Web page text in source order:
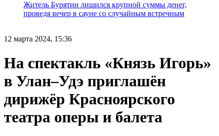
Житель Бурятии лишился крупной суммы денег,
проведя вечер в сауне со случайным встречным
12 марта 2024, 15:36
На спектакль «Князь Игорь»
в Улан–Удэ приглашён
дирижёр Красноярского
театра оперы и балета